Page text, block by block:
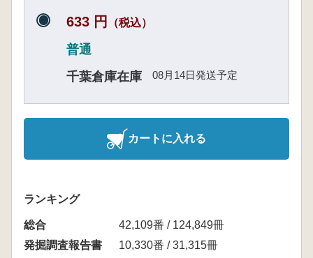
633 円 （税込）
普通
千葉倉庫在庫
08月14日発送予定
カートに入れる
ランキング
総合
42,109番 / 124,849冊
発掘調査報告書
10,330番 / 31,315冊